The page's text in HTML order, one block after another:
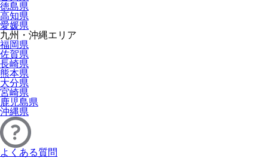
徳島県
高知県
愛媛県
九州・沖縄エリア
福岡県
佐賀県
長崎県
熊本県
大分県
宮崎県
鹿児島県
沖縄県
よくある質問